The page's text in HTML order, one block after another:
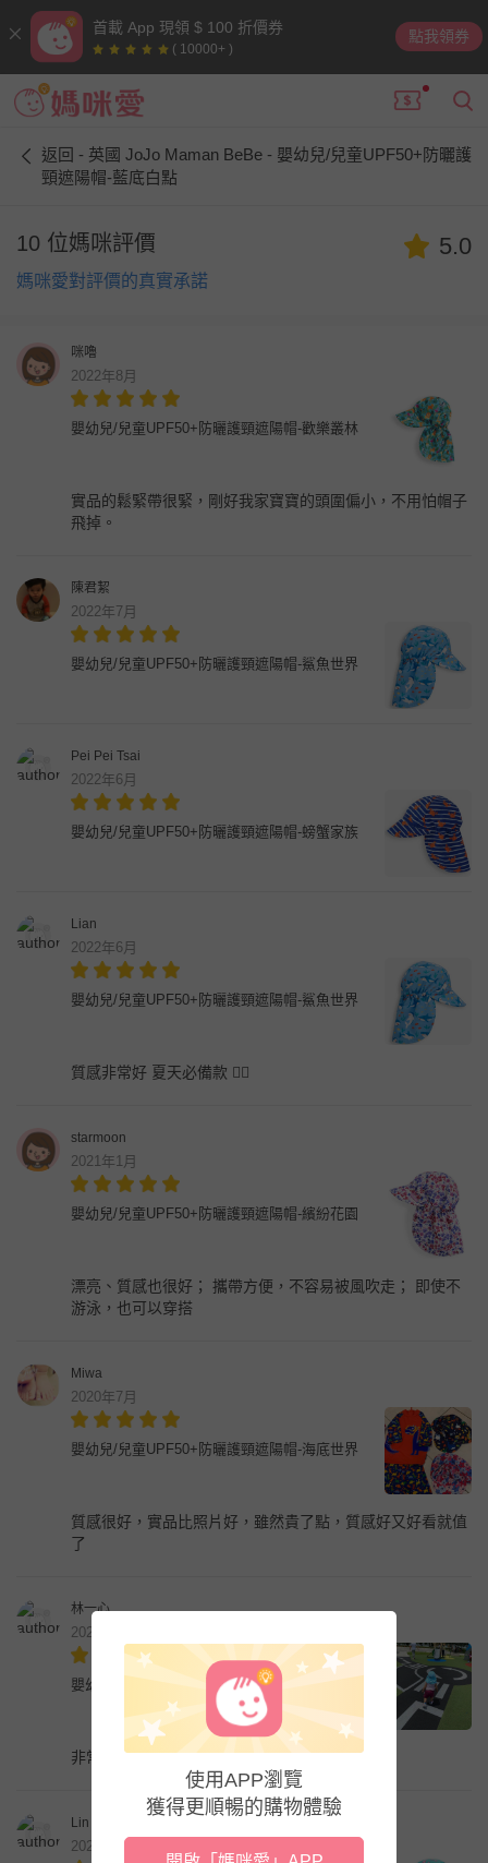
首載 App 現領 $ 100 折價券
( 10000+ )
點我領券
返回 - 英國 JoJo Maman BeBe - 嬰幼兒/兒童UPF50+防曬護
頸遮陽帽-藍底白點
10 位媽咪評價
媽咪愛對評價的真實承諾
5.0
咪嚕
2022年8月
嬰幼兒/兒童UPF50+防曬護頸遮陽帽-歡樂叢林
實品的鬆緊帶很緊，剛好我家寶寶的頭圍偏小，不用怕帽子
飛掉。
陳君絜
2022年7月
嬰幼兒/兒童UPF50+防曬護頸遮陽帽-鯊魚世界
Pei Pei Tsai
2022年6月
嬰幼兒/兒童UPF50+防曬護頸遮陽帽-螃蟹家族
Lian
2022年6月
嬰幼兒/兒童UPF50+防曬護頸遮陽帽-鯊魚世界
質感非常好 夏天必備款 👍🏻
starmoon
2021年1月
嬰幼兒/兒童UPF50+防曬護頸遮陽帽-繽紛花園
漂亮、質感也很好； 攜帶方便，不容易被風吹走； 即使不
游泳，也可以穿搭
Miwa
2020年7月
嬰幼兒/兒童UPF50+防曬護頸遮陽帽-海底世界
質感很好，實品比照片好，雖然貴了點，質感好又好看就值
了
林一心
2020年6月
嬰幼兒/兒童UPF50+防曬護頸遮陽帽-紅鶴玩水
非常棒，又有喜感🤣🤣
Lin Tsai-ling
2020年4月
使用APP瀏覽
獲得更順暢的購物體驗